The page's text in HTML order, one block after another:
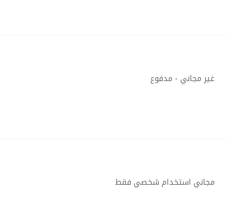
غير مجاني - مدفوع
مجاني استخدام شخصي فقط